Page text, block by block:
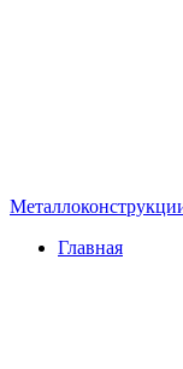
Главная